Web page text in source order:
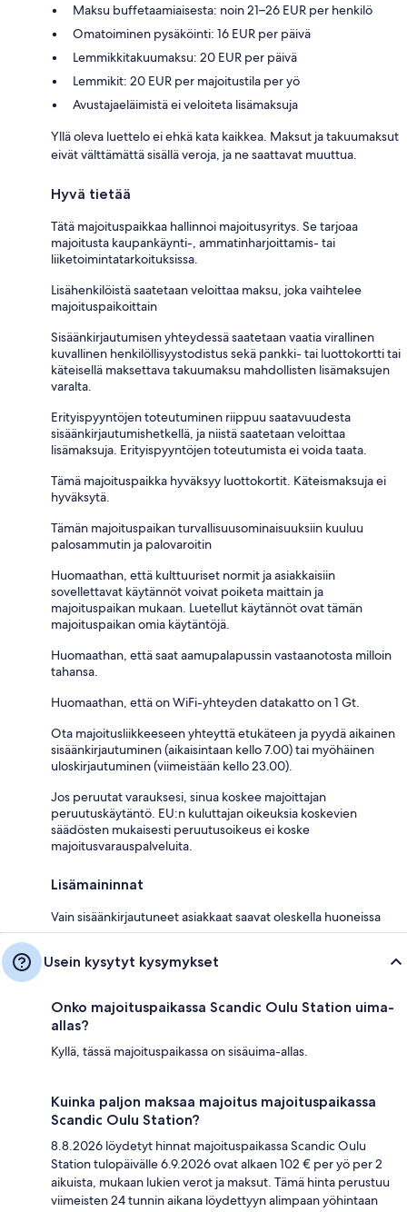
Maksu buffetaamiaisesta: noin 21–26 EUR per henkilö
Omatoiminen pysäköinti: 16 EUR per päivä
Lemmikkitakuumaksu: 20 EUR per päivä
Lemmikit: 20 EUR per majoitustila per yö
Avustajaeläimistä ei veloiteta lisämaksuja
Yllä oleva luettelo ei ehkä kata kaikkea. Maksut ja takuumaksut
eivät välttämättä sisällä veroja, ja ne saattavat muuttua.
Hyvä tietää
Tätä majoituspaikkaa hallinnoi majoitusyritys. Se tarjoaa
majoitusta kaupankäynti-, ammatinharjoittamis- tai
liiketoimintatarkoituksissa.
Lisähenkilöistä saatetaan veloittaa maksu, joka vaihtelee
majoituspaikoittain
Sisäänkirjautumisen yhteydessä saatetaan vaatia virallinen
kuvallinen henkilöllisyystodistus sekä pankki- tai luottokortti tai
käteisellä maksettava takuumaksu mahdollisten lisämaksujen
varalta.
Erityispyyntöjen toteutuminen riippuu saatavuudesta
sisäänkirjautumishetkellä, ja niistä saatetaan veloittaa
lisämaksuja. Erityispyyntöjen toteutumista ei voida taata.
Tämä majoituspaikka hyväksyy luottokortit. Käteismaksuja ei
hyväksytä.
Tämän majoituspaikan turvallisuusominaisuuksiin kuuluu
palosammutin ja palovaroitin
Huomaathan, että kulttuuriset normit ja asiakkaisiin
sovellettavat käytännöt voivat poiketa maittain ja
majoituspaikan mukaan. Luetellut käytännöt ovat tämän
majoituspaikan omia käytäntöjä.
Huomaathan, että saat aamupalapussin vastaanotosta milloin
tahansa.
Huomaathan, että on WiFi-yhteyden datakatto on 1 Gt.
Ota majoitusliikkeeseen yhteyttä etukäteen ja pyydä aikainen
sisäänkirjautuminen (aikaisintaan kello 7.00) tai myöhäinen
uloskirjautuminen (viimeistään kello 23.00).
Jos peruutat varauksesi, sinua koskee majoittajan
peruutuskäytäntö. EU:n kuluttajan oikeuksia koskevien
säädösten mukaisesti peruutusoikeus ei koske
majoitusvarauspalveluita.
Lisämaininnat
Vain sisäänkirjautuneet asiakkaat saavat oleskella huoneissa
Usein kysytyt kysymykset
Onko majoituspaikassa Scandic Oulu Station uima-
allas?
Kyllä, tässä majoituspaikassa on sisäuima-allas.
Kuinka paljon maksaa majoitus majoituspaikassa
Scandic Oulu Station?
8.8.2026 löydetyt hinnat majoituspaikassa Scandic Oulu
Station tulopäivälle 6.9.2026 ovat alkaen 102 € per yö per 2
aikuista, mukaan lukien verot ja maksut. Tämä hinta perustuu
viimeisten 24 tunnin aikana löydettyyn alimpaan yöhintaan